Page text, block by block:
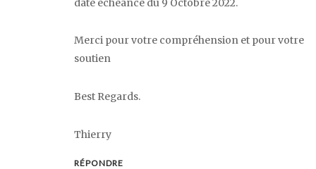
date échéance du 9 Octobre 2022.
Merci pour votre compréhension et pour votre
soutien
Best Regards.
Thierry
RÉPONDRE